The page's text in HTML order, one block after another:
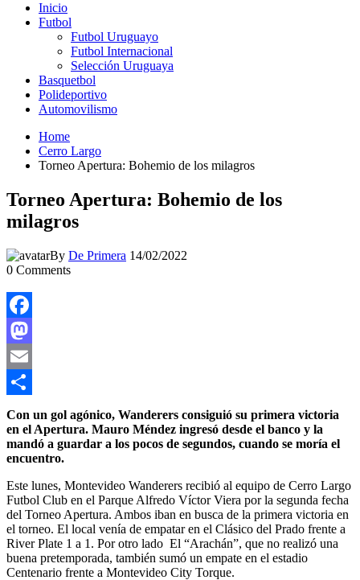
Inicio
Futbol
Futbol Uruguayo
Futbol Internacional
Selección Uruguaya
Basquetbol
Polideportivo
Automovilismo
Home
Cerro Largo
Torneo Apertura: Bohemio de los milagros
Torneo Apertura: Bohemio de los
milagros
By De Primera 14/02/2022
0 Comments
Facebook
Mastodon
Email
Compartir
Con un gol agónico, Wanderers consiguió su primera victoria
en el Apertura. Mauro Méndez ingresó desde el banco y la
mandó a guardar a los pocos de segundos, cuando se moría el
encuentro.
Este lunes, Montevideo Wanderers recibió al equipo de Cerro Largo
Futbol Club en el Parque Alfredo Víctor Viera por la segunda fecha
del Torneo Apertura. Ambos iban en busca de la primera victoria en
el torneo. El local venía de empatar en el Clásico del Prado frente a
River Plate 1 a 1. Por otro lado El “Arachán”, que no realizó una
buena pretemporada, también sumó un empate en el estadio
Centenario frente a Montevideo City Torque.